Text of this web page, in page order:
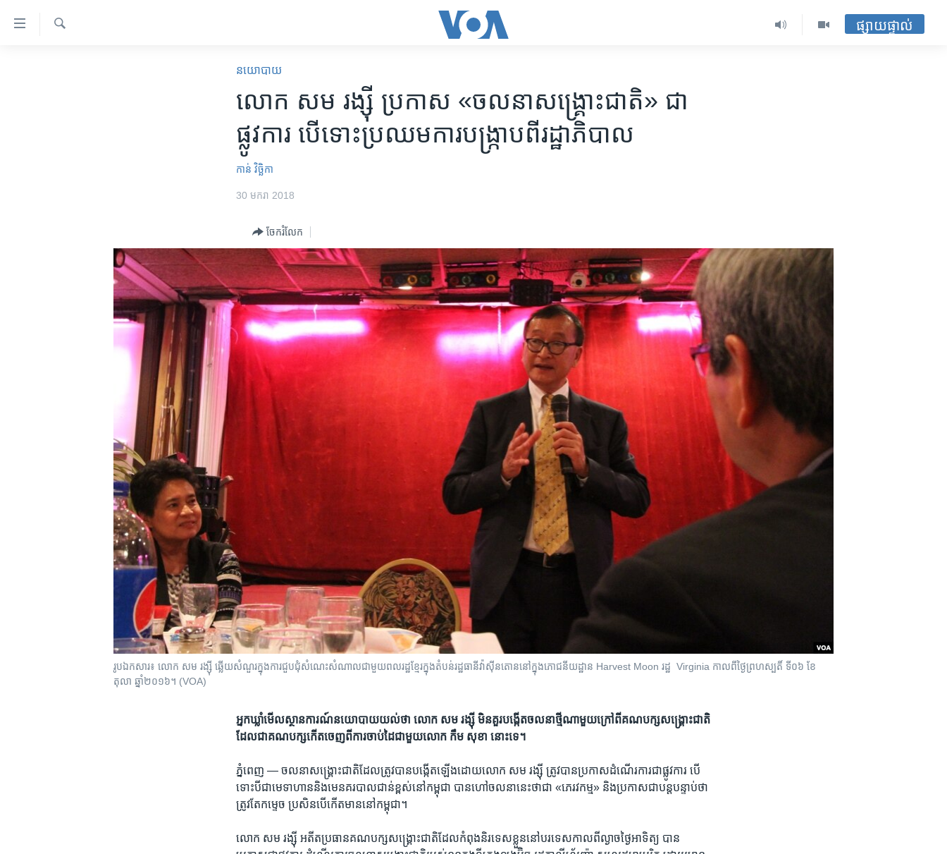
ទៅ​
ផ្សាយផ្ទាល់
នយោបាយ
លោក ​សម រង្ស៊ី ​ប្រកាស ​«ចលនា​សង្រ្គោះជាតិ»​ ជា​
ផ្លូវការ​ បើ​ទោះ​ប្រឈម​ការ​បង្រ្កាប​ពី​រដ្ឋាភិបាល
កាន់ វិច្ឆិកា
30 មករា 2018
ចែករំលែក
រូបឯកសារ៖ លោក សម រង្ស៊ី ឆ្លើយ​សំណួរ​ក្នុង​ការ​ជួប​ជុំ​សំណេះ​សំណាល​ជា​មួយ​ពលរដ្ឋ​ខ្មែរ​ក្នុង​តំបន់​រដ្ឋធានី​វ៉ាស៊ីនតោន​នៅ​ក្នុង​ភោជនីយដ្ឋាន Harvest Moon រដ្ឋ Virginia កាល​ពី​ថ្ងៃ​ព្រហស្បតិ៍ ទី០៦ ខែ​
តុលា ឆ្នាំ២០១៦។ (VOA)
អ្នក​ឃ្លាំមើល​ស្ថានការណ៍​នយោបាយ​យល់​ថា លោក សម រង្ស៊ី មិន​គួរ​បង្កើត​ចលនា​ថ្មី​ណា​មួយ​ក្រៅ​ពី​គណបក្ស​សង្គ្រោះ​ជាតិ
ដែល​ជា​គណបក្ស​កើត​ចេញ​ពី​ការ​ចាប់ដៃ​ជាមួយ​​លោក កឹម សុខា នោះ​ទេ។
ភ្នំពេញ —ចលនា​សង្គ្រោះ​ជាតិ​ដែល​ត្រូវ​បាន​បង្កើត​ឡើង​ដោយ​លោក សម រង្ស៊ី ត្រូវ​បាន​ប្រកាស​ដំណើរការ​ជា​ផ្លូវការ បើ​
ទោះ​បី​ជា​មេ​ទាហាន​និង​មេ​នគរបាល​ជាន់ខ្ពស់​នៅ​កម្ពុជា ​បាន​ហៅ​ចលនា​នេះ​ថា​ជា​ «ភេរវកម្ម» និងប្រកាស​ជា​បន្តបន្ទាប់​ថា​
ត្រូវ​តែ​កម្ទេច ប្រសិន​បើ​កើត​មាន​នៅ​កម្ពុជា។​
លោក សម រង្ស៊ី ​អតីត​ប្រធាន​គណបក្ស​សង្គ្រោះជាតិ​ដែល​កំពុង​និរទេស​ខ្លួន​នៅ​បរទេសកាល​ពី​ល្ងាច​ថ្ងៃ​អាទិត្យ បាន​